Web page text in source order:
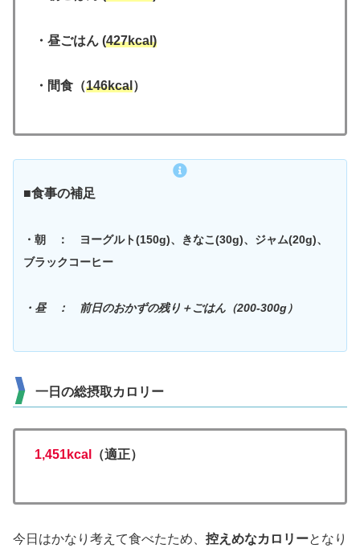
・昼ごはん (427kcal)
・間食（146kcal）
■食事の補足
・朝 ：
ヨーグルト(150g)、きなこ(30g)、ジャム(20g)、
ブラックコーヒー
・昼 ： 前日のおかずの残り＋ごはん（200-300g）
一日の総摂取カロリー
1,451kcal （適正）
今日はかなり考えて食べたため、 控えめなカロリーとなり